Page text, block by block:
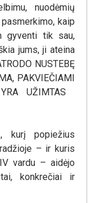
nuodėmių
kaip
gyventi tik sau,
jums, ji ateina
NUSTEBĘ
PAKVIEČIAMI
UŽIMTAS
kurį popiežius
– ir kuris
vardu – aidėjo
konkrečiai ir